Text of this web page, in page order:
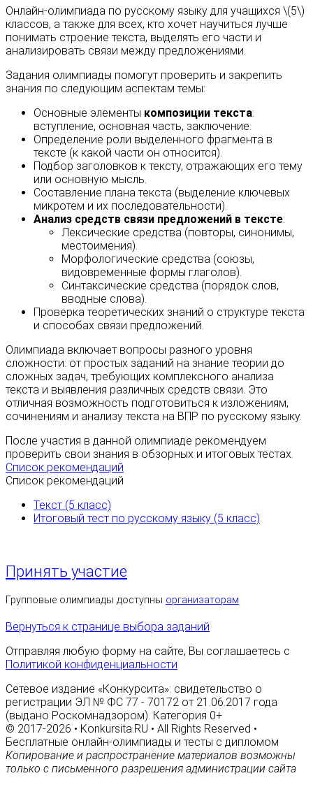
Онлайн-олимпиада по русскому языку для учащихся \(5\)
классов, а также для всех, кто хочет научиться лучше
понимать строение текста, выделять его части и
анализировать связи между предложениями.
Задания олимпиады помогут проверить и закрепить
знания по следующим аспектам темы:
Основные элементы композиции текста:
вступление, основная часть, заключение.
Определение роли выделенного фрагмента в
тексте (к какой части он относится).
Подбор заголовков к тексту, отражающих его тему
или основную мысль.
Составление плана текста (выделение ключевых
микротем и их последовательности).
Анализ средств связи предложений в тексте:
Лексические средства (повторы, синонимы,
местоимения).
Морфологические средства (союзы,
видовременные формы глаголов).
Синтаксические средства (порядок слов,
вводные слова).
Проверка теоретических знаний о структуре текста
и способах связи предложений.
Олимпиада включает вопросы разного уровня
сложности: от простых заданий на знание теории до
сложных задач, требующих комплексного анализа
текста и выявления различных средств связи. Это
отличная возможность подготовиться к изложениям,
сочинениям и анализу текста на ВПР по русскому языку.
После участия в данной олимпиаде рекомендуем
проверить свои знания в обзорных и итоговых тестах.
Список рекомендаций
Список рекомендаций
Текст (5 класс)
Итоговый тест по русскому языку (5 класс)
Принять участие
Групповые олимпиады доступны организаторам
Вернуться к странице выбора заданий
Отправляя любую форму на сайте, Вы соглашаетесь с
Политикой конфиденциальности
Сетевое издание «Конкурсита»: свидетельство о
регистрации ЭЛ № ФС 77 - 70172 от 21.06.2017 года
(выдано Роскомнадзором). Категория 0+
© 2017-2026 • Konkursita.RU • All Rights Reserved •
Бесплатные онлайн-олимпиады и тесты с дипломом
Копирование и распространение материалов возможны
только с письменного разрешения администрации сайта